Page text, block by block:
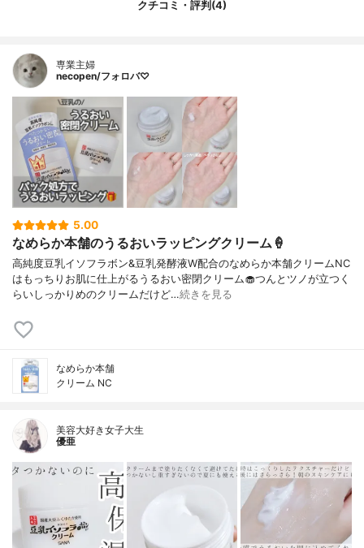
酢酸トコフェロール、水酸化Ｎａ、メチル
クチコミ・評判(4)
専業主婦
necopen/フォロバ♡
5.00
なめらか本舗のうるおいラッピングクリーム🍦
高純度豆乳イソフラボン&豆乳発酵液W配合のなめらか本舗クリームNC
はもっちりお肌に仕上がるうるおい密閉クリーム🧁つんとツノが立つく
らいしっかりめのクリームだけど…続きを見る
なめらか本舗
クリーム NC
美容大好き女子大生
優亜